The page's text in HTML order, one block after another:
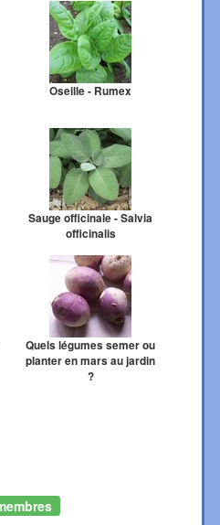
Oseille - Rumex
Sauge officinale - Salvia
officinalis
Quels légumes semer ou
planter en mars au jardin
?